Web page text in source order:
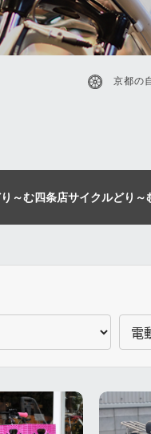
京都の
～む四条店サイクルどり～